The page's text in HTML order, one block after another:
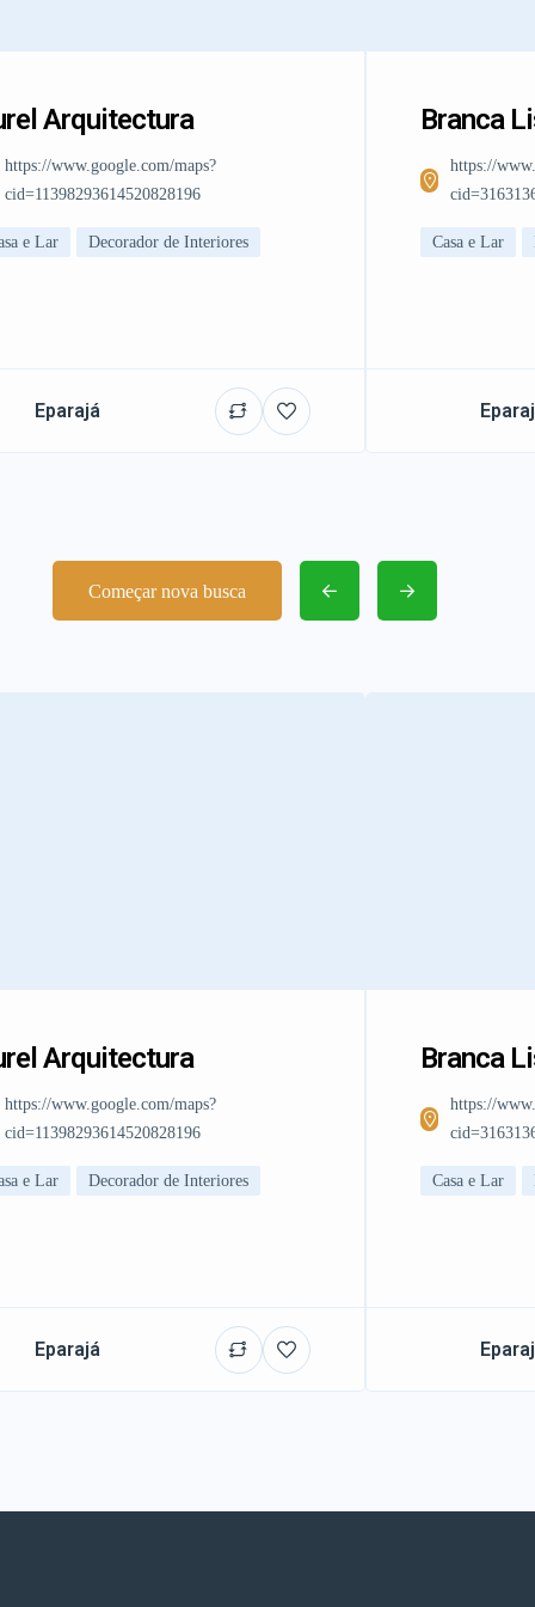
Arquitectura
https://www.google.com/maps?
cid=11398293614520828196
e Lar Decorador de Interiores
Eparajá
Branca
https://
Casa e Lar
Começar nova busca
Arquitectura
https://www.google.com/maps?
cid=11398293614520828196
e Lar Decorador de Interiores
Eparajá
Branca
https://
Casa e Lar